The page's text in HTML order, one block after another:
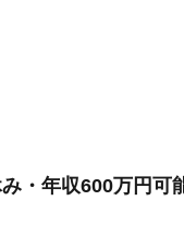
・年収600万円